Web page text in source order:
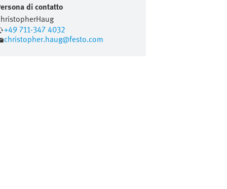
di contatto
Haug
+49 711-347 4032
christopher.haug@festo.com